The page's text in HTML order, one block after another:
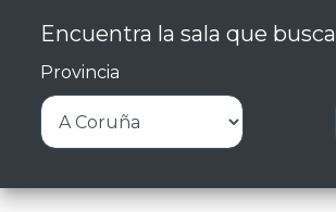
Encuentra la sala que
Provincia